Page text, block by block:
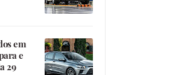
em
e
29